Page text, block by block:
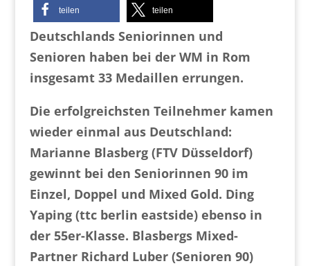
teilen teilen
Deutschlands Seniorinnen und
Senioren haben bei der WM in Rom
insgesamt 33 Medaillen errungen.
Die erfolgreichsten Teilnehmer kamen
wieder einmal aus Deutschland:
Marianne Blasberg (FTV Düsseldorf)
gewinnt bei den Seniorinnen 90 im
Einzel, Doppel und Mixed Gold. Ding
Yaping (ttc berlin eastside) ebenso in
der 55er-Klasse. Blasbergs Mixed-
Partner Richard Luber (Senioren 90)